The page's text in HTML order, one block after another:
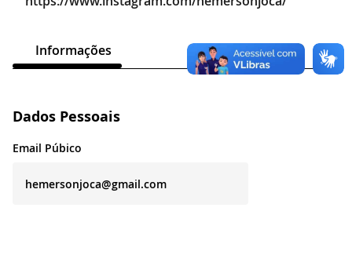
Informações
Dados Pessoais
Email Púbico
hemersonjoca@gmail.com